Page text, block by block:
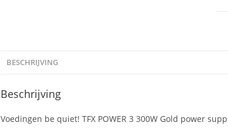
BESCHRIJVING
Beschrijving
Voedingen be quiet! TFX POWER 3 300W Gold power